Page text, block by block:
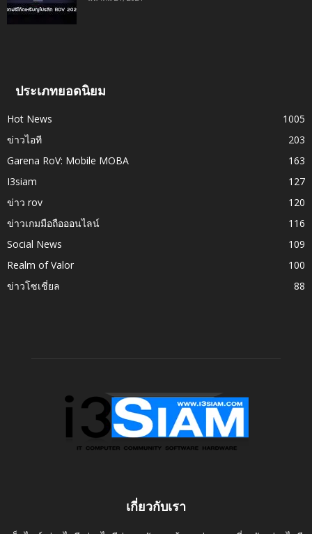
ประเภทยอดนิยม
Hot News
1005
ข่าวไอที
203
Garena RoV: Mobile MOBA
163
I3siam
127
ข่าว rov
120
ข่าวเกมมือถือออนไลน์
116
Social News
109
Realm of Valor
100
ข่าวโซเชี่ยล
88
เกี่ยวกับเรา